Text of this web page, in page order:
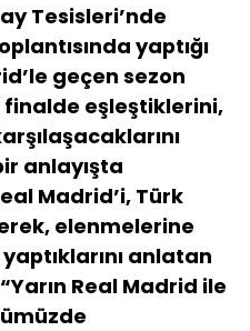
Tesisleri’nde
yaptığı
geçen sezon
eşleştiklerini,
anlayışta
Madrid’i, Türk
elenmelerine
anlatan
Real Madrid ile